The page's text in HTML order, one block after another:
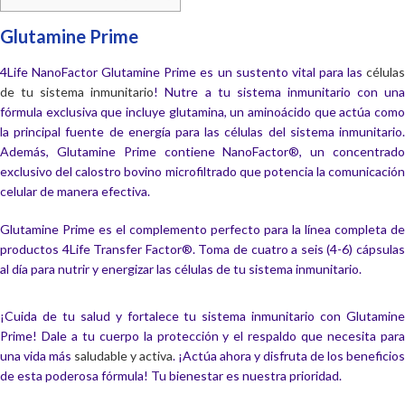
Glutamine Prime
4Life NanoFactor Glutamine Prime es un sustento vital para las células
de tu sistema inmunitario! Nutre a tu sistema inmunitario con una
fórmula exclusiva que incluye glutamina, un aminoácido que actúa como
la principal fuente de energía para las células del sistema inmunitario.
Además, Glutamine Prime contiene NanoFactor®, un concentrado
exclusivo del calostro bovino microfiltrado que potencia la comunicación
celular de manera efectiva.
Glutamine Prime es el complemento perfecto para la línea completa de
productos 4Life Transfer Factor®. Toma de cuatro a seis (4-6) cápsulas
al día para nutrir y energizar las células de tu sistema inmunitario.
¡Cuida de tu salud y fortalece tu sistema inmunitario con Glutamine
Prime! Dale a tu cuerpo la protección y el respaldo que necesita para
una vida más saludable y activa. ¡Actúa ahora y disfruta de los beneficios
de esta poderosa fórmula! Tu bienestar es nuestra prioridad.